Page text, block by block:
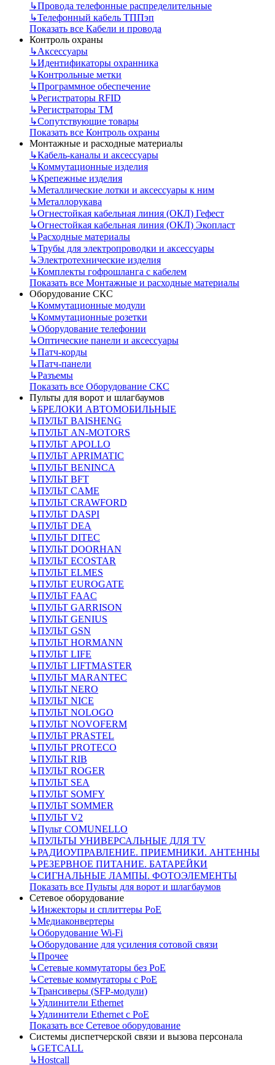
↳Провода телефонные распределительные
↳Телефонный кабель ТППэп
Показать все Кабели и провода
Контроль охраны
↳Аксессуары
↳Идентификаторы охранника
↳Контрольные метки
↳Программное обеспечение
↳Регистраторы RFID
↳Регистраторы ТМ
↳Сопутствующие товары
Показать все Контроль охраны
Монтажные и расходные материалы
↳Кабель-каналы и аксессуары
↳Коммутационные изделия
↳Крепежные изделия
↳Металлические лотки и аксессуары к ним
↳Металлорукава
↳Огнестойкая кабельная линия (ОКЛ) Гефест
↳Огнестойкая кабельная линия (ОКЛ) Экопласт
↳Расходные материалы
↳Трубы для электропроводки и аксессуары
↳Электротехнические изделия
↳Комплекты гофрошланга с кабелем
Показать все Монтажные и расходные материалы
Оборудование СКС
↳Коммутационные модули
↳Коммутационные розетки
↳Оборудование телефонии
↳Оптические панели и аксессуары
↳Патч-корды
↳Патч-панели
↳Разъемы
Показать все Оборудование СКС
Пульты для ворот и шлагбаумов
↳БРЕЛОКИ АВТОМОБИЛЬНЫЕ
↳ПУЛЬТ BAISHENG
↳ПУЛЬТ AN-MOTORS
↳ПУЛЬТ APOLLO
↳ПУЛЬТ APRIMATIC
↳ПУЛЬТ BENINCA
↳ПУЛЬТ BFT
↳ПУЛЬТ CAME
↳ПУЛЬТ CRAWFORD
↳ПУЛЬТ DASPI
↳ПУЛЬТ DEA
↳ПУЛЬТ DITEC
↳ПУЛЬТ DOORHAN
↳ПУЛЬТ ECOSTAR
↳ПУЛЬТ ELMES
↳ПУЛЬТ EUROGATE
↳ПУЛЬТ FAAC
↳ПУЛЬТ GARRISON
↳ПУЛЬТ GENIUS
↳ПУЛЬТ GSN
↳ПУЛЬТ HORMANN
↳ПУЛЬТ LIFE
↳ПУЛЬТ LIFTMASTER
↳ПУЛЬТ MARANTEC
↳ПУЛЬТ NERO
↳ПУЛЬТ NICE
↳ПУЛЬТ NOLOGO
↳ПУЛЬТ NOVOFERM
↳ПУЛЬТ PRASTEL
↳ПУЛЬТ PROTECO
↳ПУЛЬТ RIB
↳ПУЛЬТ ROGER
↳ПУЛЬТ SEA
↳ПУЛЬТ SOMFY
↳ПУЛЬТ SOMMER
↳ПУЛЬТ V2
↳Пульт СOMUNELLO
↳ПУЛЬТЫ УНИВЕРСАЛЬНЫЕ ДЛЯ TV
↳РАДИОУПРАВЛЕНИЕ. ПРИЕМНИКИ. АНТЕННЫ
↳РЕЗЕРВНОЕ ПИТАНИЕ. БАТАРЕЙКИ
↳СИГНАЛЬНЫЕ ЛАМПЫ. ФОТОЭЛЕМЕНТЫ
Показать все Пульты для ворот и шлагбаумов
Сетевое оборудование
↳Инжекторы и сплиттеры РоЕ
↳Медиаконвертеры
↳Оборудование Wi-Fi
↳Оборудование для усиления сотовой связи
↳Прочее
↳Сетевые коммутаторы без РоЕ
↳Сетевые коммутаторы с РоЕ
↳Трансиверы (SFP-модули)
↳Удлинители Ethernet
↳Удлинители Ethernet с PoE
Показать все Сетевое оборудование
Системы диспетчерской связи и вызова персонала
↳GETCALL
↳Hostcall